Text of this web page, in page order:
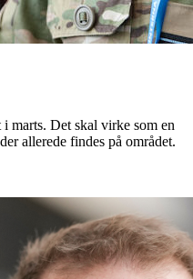
marts. Det skal virke som en
allerede findes på området.